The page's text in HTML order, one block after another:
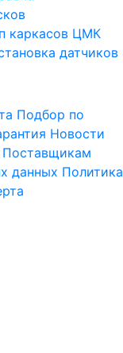
каркасов ЦМК
датчиков
Подбор по
Новости
Поставщикам
данных Политика